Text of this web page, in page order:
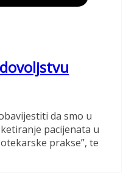
da smo u
pacijenata u
prakse”, te